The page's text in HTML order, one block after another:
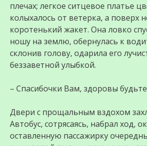
плечах; легкое ситцевое платье
колыхалось от ветерка, а поверх
коротенький жакет. Она ловко
ношу на землю, обернулась к
склонив голову, одарила его
беззаветной улыбкой.
– Спасибочки Вам, здоровы
Двери с прощальным вздохом
Автобус, сотрясаясь, набрал ход,
оставленную пассажирку